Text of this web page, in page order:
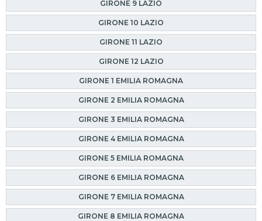
GIRONE 9 LAZIO
GIRONE 10 LAZIO
GIRONE 11 LAZIO
GIRONE 12 LAZIO
GIRONE 1 EMILIA ROMAGNA
GIRONE 2 EMILIA ROMAGNA
GIRONE 3 EMILIA ROMAGNA
GIRONE 4 EMILIA ROMAGNA
GIRONE 5 EMILIA ROMAGNA
GIRONE 6 EMILIA ROMAGNA
GIRONE 7 EMILIA ROMAGNA
GIRONE 8 EMILIA ROMAGNA